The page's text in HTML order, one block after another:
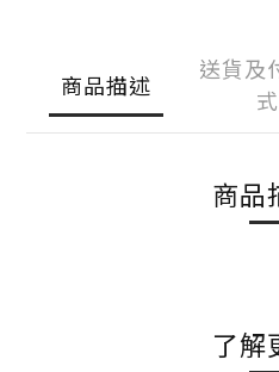
商品描述
送貨及
式
商品
了解